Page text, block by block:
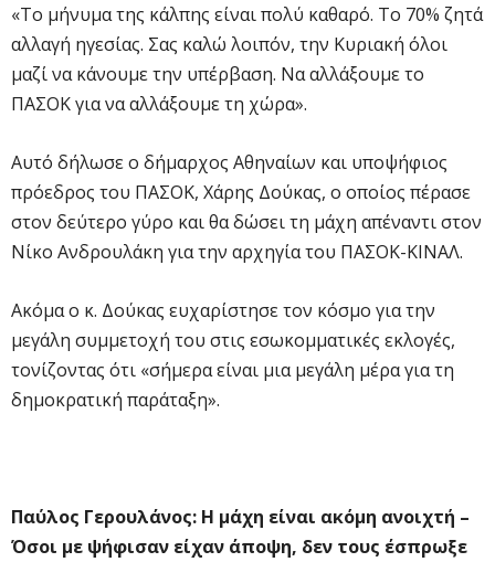
«Το μήνυμα της κάλπης είναι πολύ καθαρό. Το 70% ζητά
αλλαγή ηγεσίας. Σας καλώ λοιπόν, την Κυριακή όλοι
μαζί να κάνουμε την υπέρβαση. Να αλλάξουμε το
ΠΑΣΟΚ για να αλλάξουμε τη χώρα».
Αυτό δήλωσε ο δήμαρχος Αθηναίων και υποψήφιος
πρόεδρος του ΠΑΣΟΚ, Χάρης Δούκας, ο οποίος πέρασε
στον δεύτερο γύρο και θα δώσει τη μάχη απέναντι στον
Νίκο Ανδρουλάκη για την αρχηγία του ΠΑΣΟΚ-ΚΙΝΑΛ.
Ακόμα ο κ. Δούκας ευχαρίστησε τον κόσμο για την
μεγάλη συμμετοχή του στις εσωκομματικές εκλογές,
τονίζοντας ότι «σήμερα είναι μια μεγάλη μέρα για τη
δημοκρατική παράταξη».
Παύλος Γερουλάνος: Η μάχη είναι ακόμη ανοιχτή –
Όσοι με ψήφισαν είχαν άποψη, δεν τους έσπρωξε